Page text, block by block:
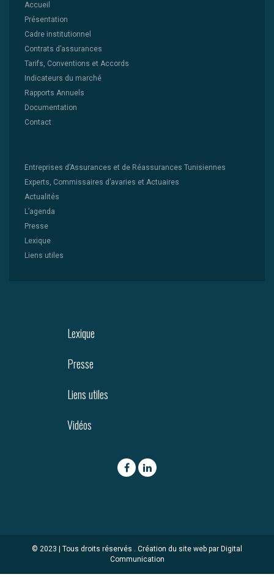
Accueil
Présentation
Cadre institutionnel
Contrats d’assurances
Tarifs, Conventions et Accords
Indicateurs du marché
Rapports Annuels
Documentation
Contact
Entreprises d’Assurances et de Réassurances Tunisiennes
Experts, Commissaires d’avaries et Actuaires
Actualités
L’agenda
Presse
Lexique
Liens utiles
Lexique
Presse
Liens utiles
Vidéos
© 2023 | Tous droits réservés . Création du site web par Digital
Communication